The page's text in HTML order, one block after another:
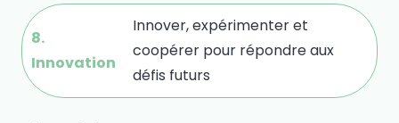
8.
Innovation
Innover, expérimenter et
coopérer pour répondre aux
défis futurs